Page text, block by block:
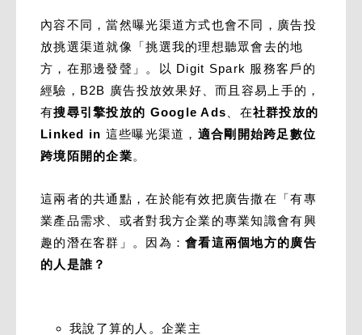
內容不同，當然曝光渠道方式也會不同，廣告投
放挑選渠道就像「挑選我的理想聽眾會去的地
方，在那邊發聲」。以 Digit Spark 服務客戶的
經驗，B2B 廣告投放效果好、而且容易上手的，
有搜尋引擎投放的 Google Ads 、在社群投放的
Linked in 這些曝光渠道， 適合剛開始跨足數位
跨境陌開的企業。
這兩者的共通點，在於能有效把廣告撒在「有專
業產品需求、或者對我方企業的專業知識會有興
趣的潛在客群」。因為：會看這兩個地方的廣告
的人是誰？
我說了算的人。企業主